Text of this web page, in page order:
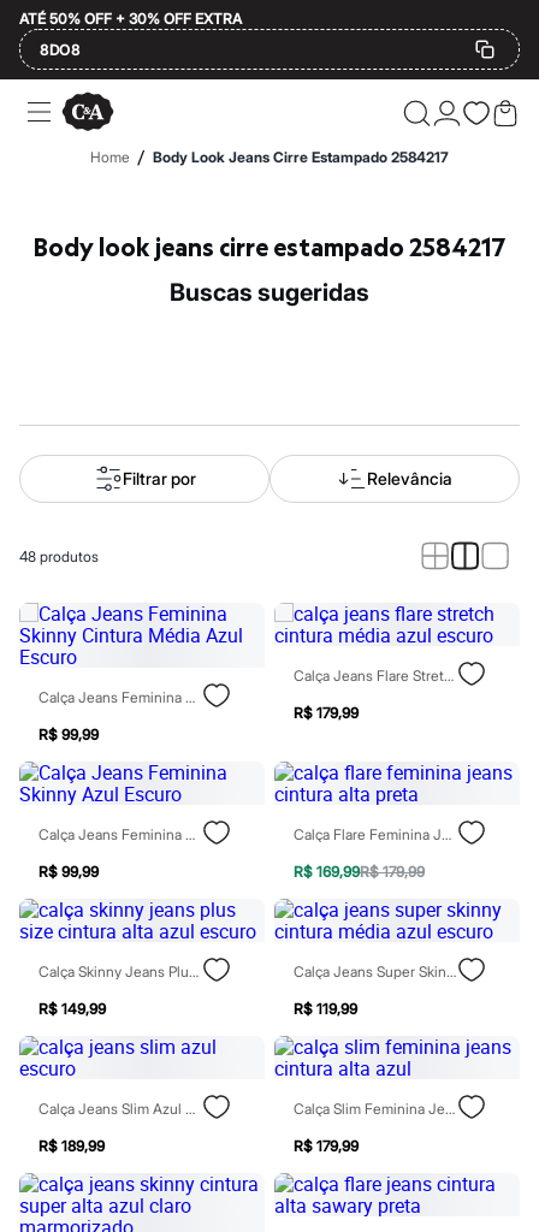
ATÉ 50% OFF + 30% OFF EXTRA
8DO8
Ofertas
Compre por Departamento
Feminino
Mindse7
Plus Size
Alfaiataria
Novidades
Roupas
Blusas e Camisetas
Casacos e Jaquetas
Macacões
Saias
Shorts e Bermudas
Vestidos
Acessórios
Bonés e Chapéus
Bijoux
Cintos
Óculos
Relógios
Calçados
Botas
Rasteirinhas
Sandálias
Tênis
Marcas
City
Clock House
Mindset
Sawary
Yessica
Acessórios
Blusas
Calçados
Leggings
Home / Body Look Jeans Cirre Estampado 2584217
Body look jeans cirre estampado 2584217
buscas sugeridas
Filtrar por Relevância
48 produtos
Calça Jeans Feminina Skinny Cintura Média Azul Escuro
R$ 99,99
Calça Jeans Flare Stretch Cintura Média Azul Escuro
R$ 179,99
Calça Jeans Feminina Skinny Azul Escuro
R$ 99,99
Calça Flare Feminina Jeans Cintura Alta Preta
R$ 169,99R$ 179,99
Calça Skinny Jeans Plus Size Cintura Alta Azul Escuro
R$ 149,99
Calça Jeans Super Skinny Cintura Média Azul Escuro
R$ 119,99
Calça Jeans Slim Azul Escuro
R$ 189,99
Calça Slim Feminina Jeans Cintura Alta Azul
R$ 179,99